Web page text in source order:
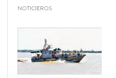
NOTICIEROS